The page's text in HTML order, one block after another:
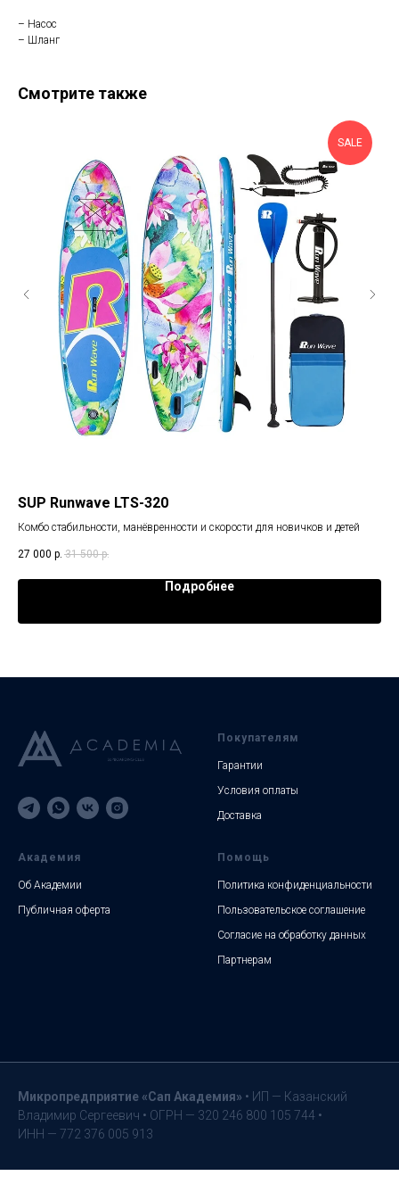
– Насос
– Шланг
Смотрите также
SALE
SUP Runwave LTS-320
Комбо стабильности, манёвренности и скорости для новичков и детей
27 000 р. 31 500 р.
Подробнее
Покупателям
Гарантии
Условия оплаты
Доставка
Академия
Об Академии
Публичная оферта
Помощь
Политика конфиденциальности
Пользовательское соглашение
Согласие на обработку данных
Партнерам
Микропредприятие «Сап Академия» • ИП — Казанский
Владимир Сергеевич • ОГРН — 320 246 800 105 744 •
ИНН — 772 376 005 913